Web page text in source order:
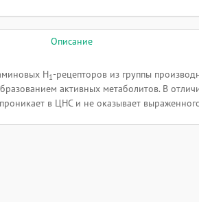
Описание
H1-рецепторов из группы
активных метаболитов. В
в ЦНС и не оказывает